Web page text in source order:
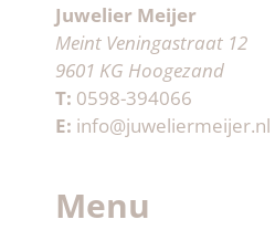
Juwelier Meijer
Meint Veningastraat 12
9601 KG Hoogezand
T: 0598-394066
E: info@juweliermeijer.nl
Menu